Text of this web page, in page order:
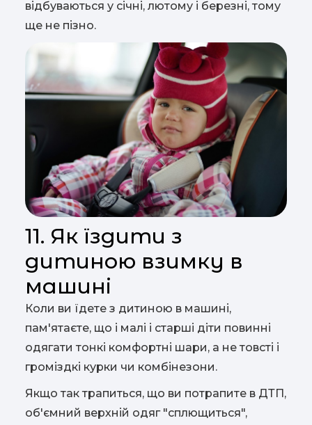
відбуваються у січні, лютому і березні, тому
ще не пізно.
11. Як їздити з
дитиною взимку в
машині
Коли ви їдете з дитиною в машині,
пам'ятаєте, що і малі і старші діти повинні
одягати тонкі комфортні шари, а не товсті і
громіздкі курки чи комбінезони.
Якщо так трапиться, що ви потрапите в ДТП,
об'ємний верхній одяг "сплющиться",